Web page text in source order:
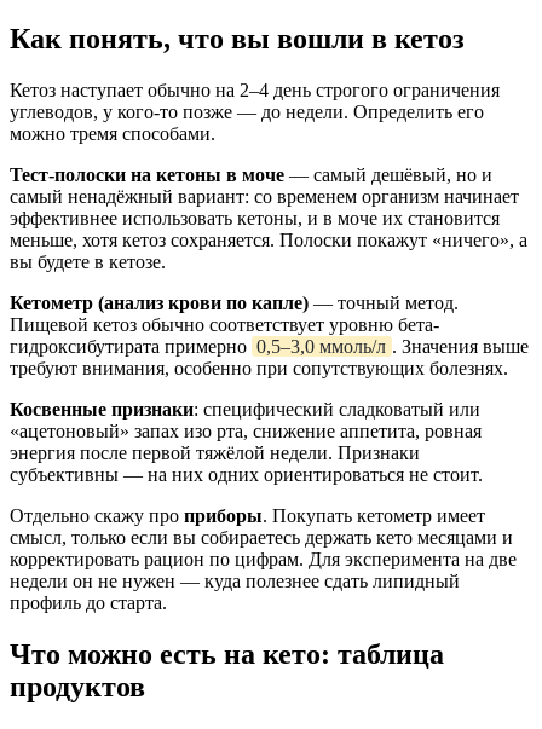
Как понять, что вы вошли в кетоз
Кетоз наступает обычно на 2–4 день строгого ограничения
углеводов, у кого-то позже — до недели. Определить его
можно тремя способами.
Тест-полоски на кетоны в моче — самый дешёвый, но и
самый ненадёжный вариант: со временем организм начинает
эффективнее использовать кетоны, и в моче их становится
меньше, хотя кетоз сохраняется. Полоски покажут «ничего», а
вы будете в кетозе.
Кетометр (анализ крови по капле) — точный метод.
Пищевой кетоз обычно соответствует уровню бета-
гидроксибутирата примерно 0,5–3,0 ммоль/л . Значения выше
требуют внимания, особенно при сопутствующих болезнях.
Косвенные признаки: специфический сладковатый или
«ацетоновый» запах изо рта, снижение аппетита, ровная
энергия после первой тяжёлой недели. Признаки
субъективны — на них одних ориентироваться не стоит.
Отдельно скажу про приборы. Покупать кетометр имеет
смысл, только если вы собираетесь держать кето месяцами и
корректировать рацион по цифрам. Для эксперимента на две
недели он не нужен — куда полезнее сдать липидный
профиль до старта.
Что можно есть на кето: таблица
продуктов